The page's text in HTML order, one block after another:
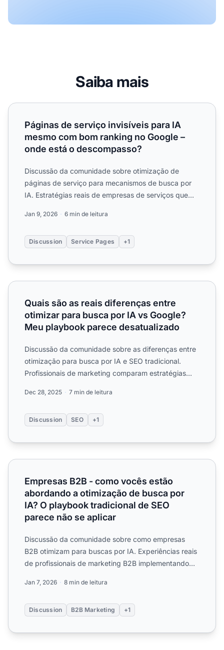
Saiba mais
Páginas de serviço invisíveis para IA mesmo com bom
Páginas de serviço invisíveis para IA
mesmo com bom ranking no Google –
onde está o descompasso?
Discussão da comunidade sobre otimização de
páginas de serviço para mecanismos de busca por
IA. Estratégias reais de empresas de serviços que
Jan 9, 2026 6 min de leitura
Discussion Service Pages +1
Quais são as reais diferenças entre otimizar para busca
Quais são as reais diferenças entre
otimizar para busca por IA vs Google?
Meu playbook parece desatualizado
Discussão da comunidade sobre as diferenças entre
otimização para busca por IA e SEO tradicional.
Profissionais de marketing comparam estratégias
Dec 28, 2025 7 min de leitura
Discussion SEO +1
Empresas B2B - como vocês estão abordando a
Empresas B2B - como vocês estão
abordando a otimização de busca por
IA? O playbook tradicional de SEO
parece não se aplicar
Discussão da comunidade sobre como empresas
B2B otimizam para buscas por IA. Experiências reais
de profissionais de marketing B2B implementando
Jan 7, 2026 8 min de leitura
Discussion B2B Marketing +1